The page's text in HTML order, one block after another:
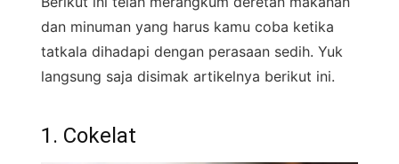
dan minuman yang harus kamu coba ketika
tatkala dihadapi dengan perasaan sedih. Yuk
langsung saja disimak artikelnya berikut ini.
1. Cokelat